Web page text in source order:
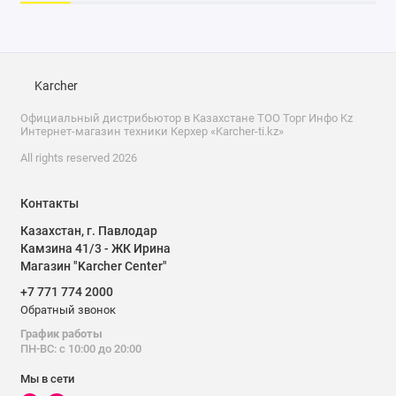
Технические характеристики:
Karcher
Официальный дистрибьютор в Казахстане ТОО Торг Инфо Kz
Интернет-магазин техники Керхер «Karcher-ti.kz»
All rights reserved 2026
Контакты
Казахстан, г. Павлодар
Камзина 41/3 - ЖК Ирина
Магазин "Karcher Center"
+7 771 774 2000
Обратный звонок
График работы
ПН-ВС: с 10:00 до 20:00
Мы в сети